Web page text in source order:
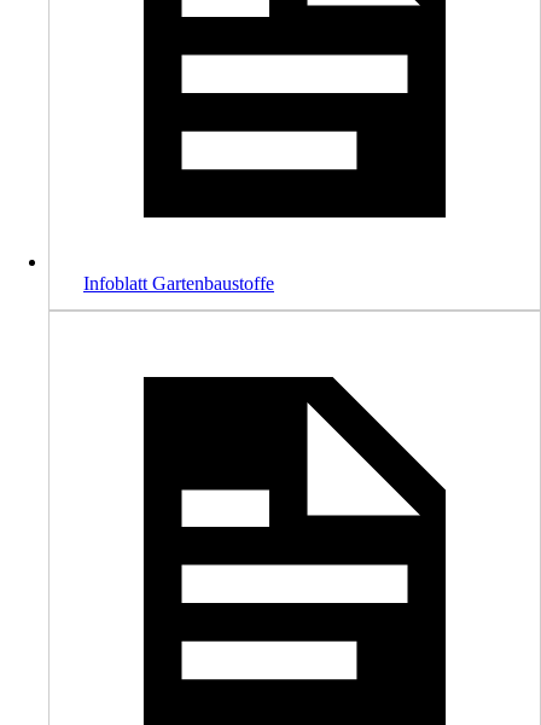
Infoblatt Gartenbaustoffe